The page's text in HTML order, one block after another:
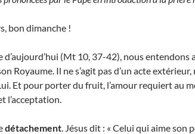
bon dimanche !
d’aujourd’hui (Mt 10, 37-42), nous
Royaume. Il ne s’agit pas d’un acte
Et pour porter du fruit, l’amour requiert au
l’acceptation.
détachement. Jésus dit : « Celui qui aime son